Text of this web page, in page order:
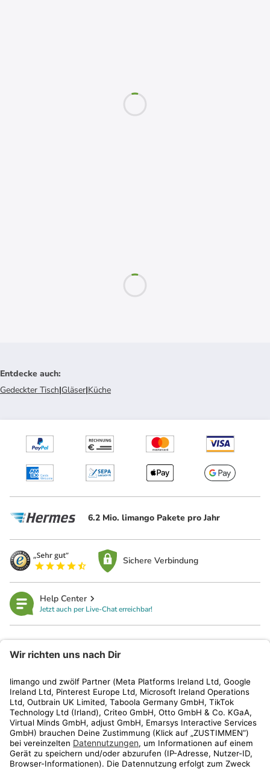
Entdecke auch:
Gedeckter Tisch|Gläser|Küche
6.2 Mio. limango Pakete pro Jahr
Sichere Verbindung
Help Center
Jetzt auch per Live-Chat erreichbar!
Kundenservice
Shop
Aktionen